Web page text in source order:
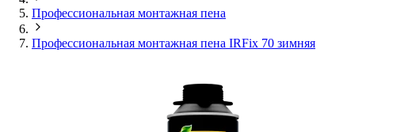
Профессиональная монтажная пена
Профессиональная монтажная пена IRFix 70 зимняя